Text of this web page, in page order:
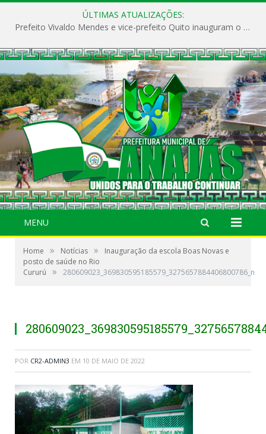
ÚLTIMAS ATUALIZAÇÕES:
Prefeito Vivaldo Mendes e vice-prefeito Quito inauguram o CAPS e fortalecem a saúde pública em Anajás.
MENU
Home » Notícias »
Inauguração da escola Boas Novas e
posto de saúde no Rio
Cururú
» 280609023_369830595185579_3275657884406800786_n
POR CR2-ADMIN3 EM 10 DE MAIO DE 2022